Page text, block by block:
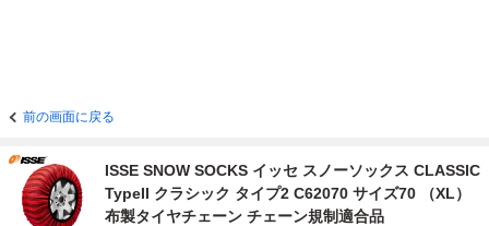
前の画面に戻る
ISSE SNOW SOCKS イッセ スノーソックス CLASSIC
TypeII クラシック タイプ2 C62070 サイズ70 （XL）
布製タイヤチェーン チェーン規制適合品